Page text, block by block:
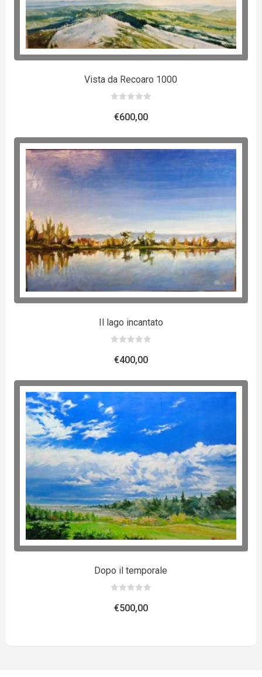
Vista da Recoaro 1000
out
of
€600,00
Il lago incantato
out
of
€400,00
Dopo il temporale
out
of
€500,00